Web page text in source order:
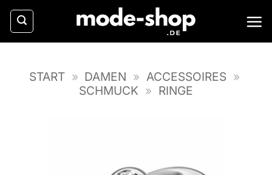
Zum
Inhalt
springen
START » DAMEN » ACCESSOIRES »
SCHMUCK » RINGE